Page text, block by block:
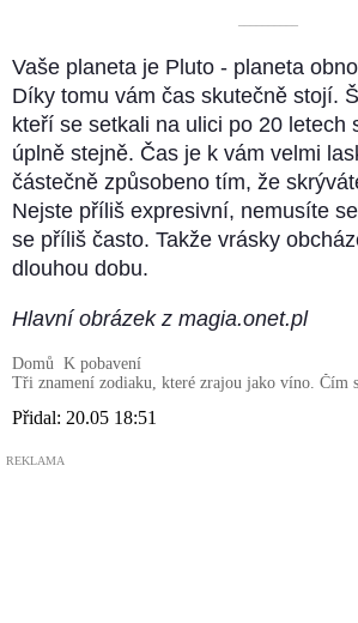
––––––––––
Vaše planeta je Pluto - planeta
Díky tomu vám čas skutečně stojí.
kteří se setkali na ulici po 20 letech
úplně stejně. Čas je k vám velmi
částečně způsobeno tím, že
Nejste příliš expresivní, nemusíte
se příliš často. Takže vrásky
dlouhou dobu.
Hlavní obrázek z magia.onet.pl
Domů K pobavení
Tři znamení zodiaku, které zrajou jako víno. Čím
Přidal: 20.05 18:51
REKLAMA